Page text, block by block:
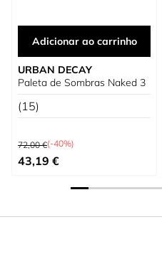
Adicionar ao carrinho
URBAN DECAY
Paleta de Sombras Naked 3
(15)
Preço Normal
72,00 €(-40%)
Preço Especial
43,19 €